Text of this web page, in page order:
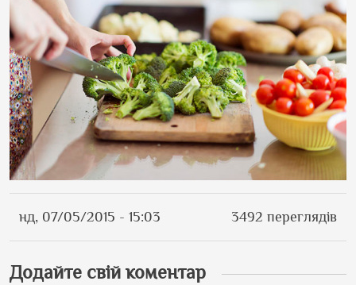
нд, 07/05/2015 - 15:03 3492 переглядів
Додайте свій коментар